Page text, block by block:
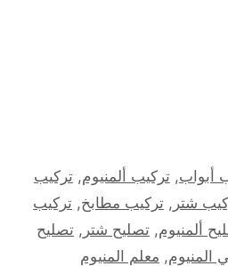
أبواب,تركيب ألمنيوم,تركيب
شتر , تركيب مطابخ, تركيب
ألمنيوم, تصليح شتر , تصليح
المنيوم, معلم المنيوم